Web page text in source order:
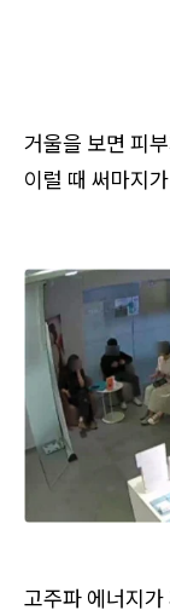
거울을 보면 피
이럴 때 써마지
고주파 에너지